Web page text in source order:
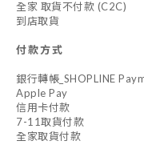
全家 取貨不付款 (C2C)
到店取貨
付款方式
銀行轉帳_SHOPLINE
Apple Pay
信用卡付款
7-11取貨付款
全家取貨付款